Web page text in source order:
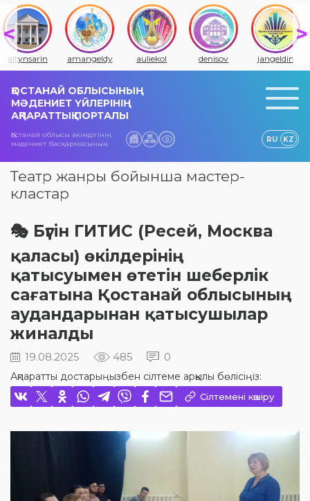
altynsarin amangeldy auliekol denisov jangeldin
ҚОСТАНАЙ ОБЛЫСЫНЫҢ
МӘДЕНИЕТ ҮЙЛЕРІНІҢ
АҚПАРАТТЫҚ ПОРТАЛЫ
Қостанай облысы әкімдігінің
мәдениет басқармасының
RU KZ
Театр жанры бойынша мастер-
кластар
🎭 Бүгін ГИТИС (Ресей, Москва
қаласы) өкілдерінің
қатысуымен өтетін шеберлік
сағатына Қостанай облысының
аудандарынан қатысушылар
жиналды
19.08.2025 485 0
Ақпаратты достарыңызбен сілтеме арқылы бөлісіңіз:
Сілтемені көшіру